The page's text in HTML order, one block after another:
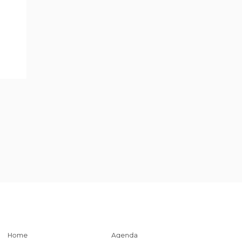
Home Agenda